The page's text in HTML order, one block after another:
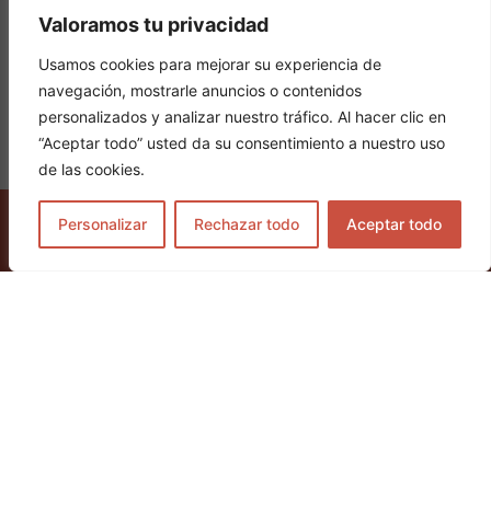
Valoramos tu privacidad
Usamos cookies para mejorar su experiencia de
navegación, mostrarle anuncios o contenidos
personalizados y analizar nuestro tráfico. Al hacer clic en
“Aceptar todo” usted da su consentimiento a nuestro uso
de las cookies.
Personalizar Rechazar todo Aceptar todo
GET TICKETS
Phone number
Your message